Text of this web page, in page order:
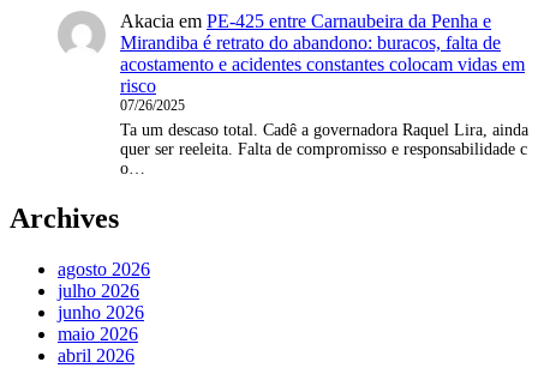
Akacia em PE-425 entre Carnaubeira da Penha e
Mirandiba é retrato do abandono: buracos, falta de
acostamento e acidentes constantes colocam vidas em
risco
07/26/2025
Ta um descaso total. Cadê a governadora Raquel Lira, ainda
quer ser reeleita. Falta de compromisso e responsabilidade c
o…
Archives
agosto 2026
julho 2026
junho 2026
maio 2026
abril 2026